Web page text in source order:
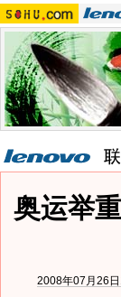
奥运举
2008年07月26